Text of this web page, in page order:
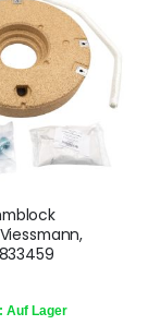
Auf Lager